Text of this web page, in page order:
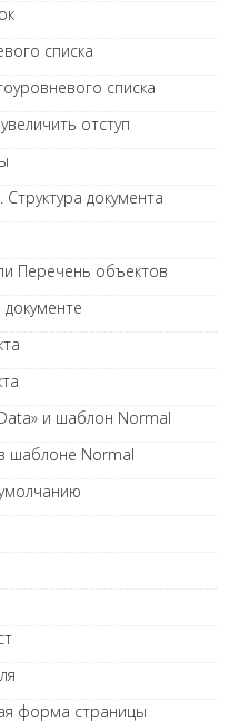
списка
списка
отступ
документа
Перечень объектов
и шаблон Normal
шаблоне Normal
форма страницы